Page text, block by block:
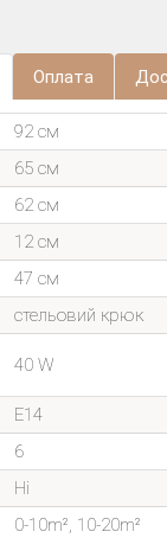
Оплата
92 см
65 см
62 см
12 см
47 см
стельовий крюк
40 W
E14
6
Ні
0-10m², 10-20m²